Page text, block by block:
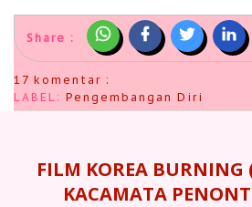
Share :
17 komentar :
LABEL: Pengembangan Diri
FILM KOREA BURNING
KACAMATA